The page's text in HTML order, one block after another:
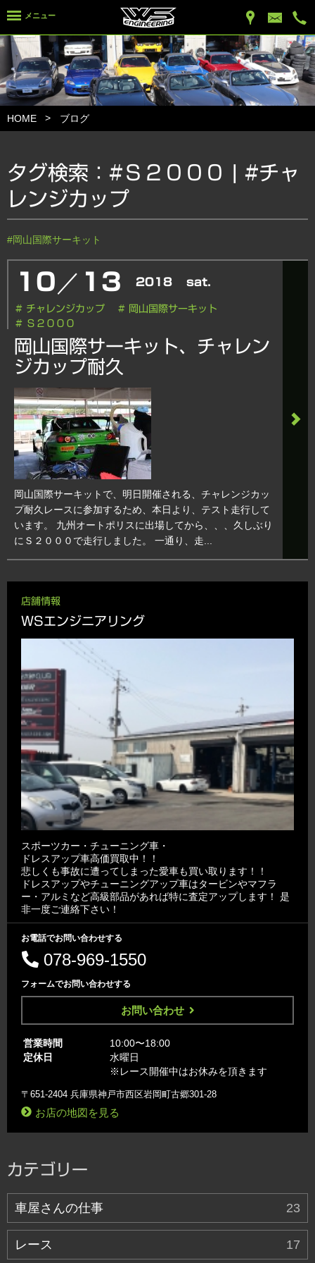
メニュー
HOME ブログ
タグ検索： #Ｓ２０００
#チャ
レンジカップ
#岡山国際サーキット
10 ／ 13 2018 sat.
# チャレンジカップ
# 岡山国際サーキット
# Ｓ２０００
岡山国際サーキット、チャレン
ジカップ耐久
岡山国際サーキットで、明日開催される、チャレンジカッ
プ耐久レースに参加するため、本日より、テスト走行して
います。 九州オートポリスに出場してから、、、久しぶり
にＳ２０００で走行しました。 一通り、走...
店舗情報
WSエンジニアリング
スポーツカー・チューニング車・
ドレスアップ車高価買取中！！
悲しくも事故に遭ってしまった愛車も買い取ります！！
ドレスアップやチューニングアップ車はタービンやマフラ
ー・アルミなど高級部品があれば特に査定アップします！ 是
非一度ご連絡下さい！
お電話でお問い合わせする
078-969-1550
フォームでお問い合わせする
お問い合わせ
営業時間
10:00〜18:00
定休日
水曜日
※レース開催中はお休みを頂きます
〒651-2404 兵庫県神戸市西区岩岡町古郷301-28
お店の地図を見る
カテゴリー
車屋さんの仕事 23
レース 17